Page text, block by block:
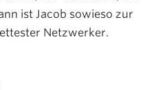
ist Jacob sowieso zur
Netzwerker.